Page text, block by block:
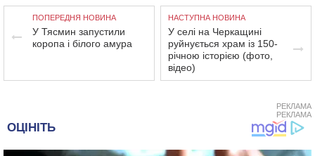
ПОПЕРЕДНЯ НОВИНА
У Тясмин запустили
коропа і білого амура
НАСТУПНА НОВИНА
У селі на Черкащині
руйнується храм із 150-
річною історією (фото,
відео)
РЕКЛАМА
РЕКЛАМА